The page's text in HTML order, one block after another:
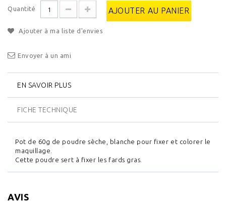
Quantité AJOUTER AU PANIER
Ajouter à ma liste d'envies
Envoyer à un ami
EN SAVOIR PLUS
FICHE TECHNIQUE
Pot de 60g de poudre sèche, blanche pour fixer et colorer le
maquillage.
Cette poudre sert à fixer les fards gras.
AVIS